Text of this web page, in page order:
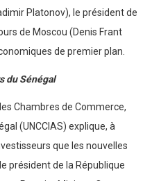
Platonov), le président de
de Moscou (Denis Frant
de premier plan.
du Sénégal
Chambres de Commerce,
(UNCCIAS) explique, à
que les nouvelles
président de la République